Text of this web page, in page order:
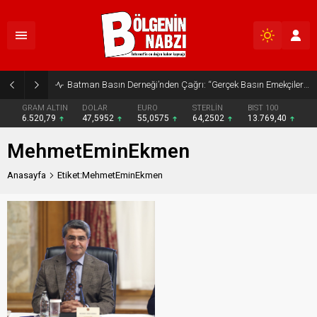
Batman Basın Derneği’nden Çağrı: “Gerçek Basın Emekçileri Desteklenmeli”
GRAM ALTIN
6.520,79
DOLAR
47,5952
EURO
55,0575
STERLİN
64,2502
BIST 100
13.769,40
MehmetEminEkmen
Anasayfa Etiket:MehmetEminEkmen